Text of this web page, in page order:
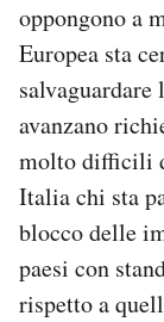
oppongono a
Europea sta
avanzano
molto difficili
Italia chi sta
blocco delle
paesi con
rispetto a